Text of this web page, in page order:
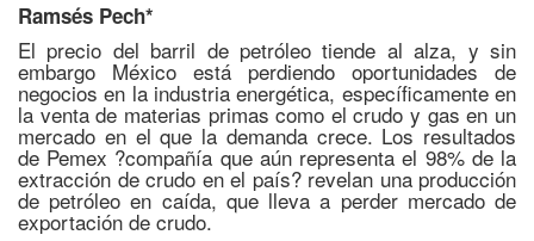
Ramsés Pech*
El precio del barril de petróleo tiende al alza, y sin
embargo México está perdiendo oportunidades de
negocios en la industria energética, específicamente en
la venta de materias primas como el crudo y gas en un
mercado en el que la demanda crece. Los resultados
de Pemex ?compañía que aún representa el 98% de la
extracción de crudo en el país? revelan una producción
de petróleo en caída, que lleva a perder mercado de
exportación de crudo.